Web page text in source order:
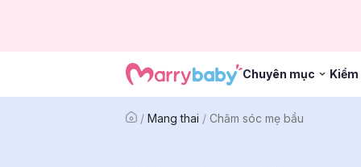
Chuyên mục
/ Mang thai / Chăm sóc mẹ bầu